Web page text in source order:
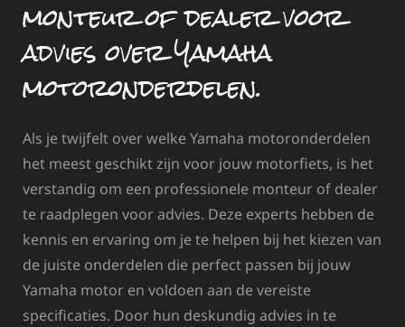
monteur of dealer voor
advies over Yamaha
motoronderdelen.
Als je twijfelt over welke Yamaha motoronderdelen
het meest geschikt zijn voor jouw motorfiets, is het
verstandig om een professionele monteur of dealer
te raadplegen voor advies. Deze experts hebben de
kennis en ervaring om je te helpen bij het kiezen van
de juiste onderdelen die perfect passen bij jouw
Yamaha motor en voldoen aan de vereiste
specificaties. Door hun deskundig advies in te